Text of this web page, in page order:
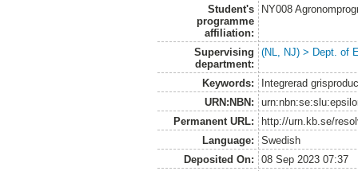
Student's
programme
affiliation:
NY008
Supervising
department:
(NL, NJ) > Dept. of
Keywords:
Integrerad
URN:NBN:
Permanent URL:
http://urn.kb.se/
Language:
Swedish
Deposited On:
08 Sep 2023 07:37